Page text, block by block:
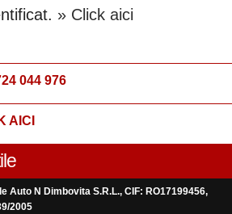
» Click aici
044 976
AICI
Auto N Dimbovita S.R.L., CIF: RO17199456,
2005